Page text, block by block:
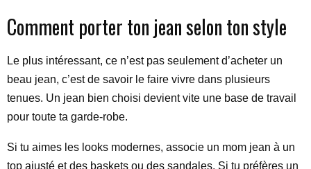
Comment porter ton jean selon ton style
Le plus intéressant, ce n’est pas seulement d’acheter un
beau jean, c’est de savoir le faire vivre dans plusieurs
tenues. Un jean bien choisi devient vite une base de travail
pour toute ta garde-robe.
Si tu aimes les looks modernes, associe un mom jean à un
top ajusté et des baskets ou des sandales. Si tu préfères un